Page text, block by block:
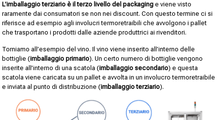
L’imballaggio terziario è il terzo livello del packaging e viene visto
raramente dai consumatori se non nei discount. Con questo termine ci si
riferisce ad esempio agli involucri termoretraibili che avvolgono i pallet
che trasportano i prodotti dalle aziende produttrici ai rivenditori.
Torniamo all’esempio del vino. Il vino viene inserito all’interno delle
bottiglie (imballaggio primario). Un certo numero di bottiglie vengono
inserite all’interno di una scatola (imballaggio secondario) e questa
scatola viene caricata su un pallet e avvolta in un involucro termoretraibile
e inviata al punto di distribuzione (imballaggio terziario).